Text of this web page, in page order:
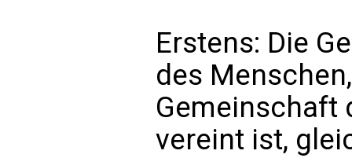
Erstens: Die
des
Gemeinschaft
vereint ist,